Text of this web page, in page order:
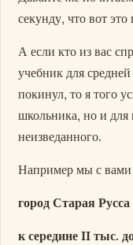
секунду, что вот
А если кто из вас
учебник для
покинул, то я того
школьника, но и для
неизведанного.
Например мы с вами
город Старая
к середине II тыс.